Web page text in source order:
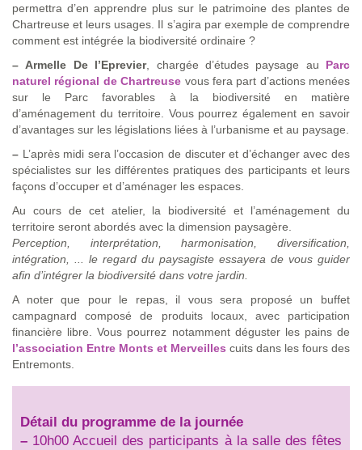
permettra d’en apprendre plus sur le patrimoine des plantes de
Chartreuse et leurs usages. Il s’agira par exemple de comprendre
comment est intégrée la biodiversité ordinaire ?
– Armelle De l’Eprevier, chargée d’études paysage au Parc
naturel régional de Chartreuse vous fera part d’actions menées
sur le Parc favorables à la biodiversité en matière
d’aménagement du territoire. Vous pourrez également en savoir
d’avantages sur les législations liées à l’urbanisme et au paysage.
– L’après midi sera l’occasion de discuter et d’échanger avec des
spécialistes sur les différentes pratiques des participants et leurs
façons d’occuper et d’aménager les espaces.
Au cours de cet atelier, la biodiversité et l’aménagement du
territoire seront abordés avec la dimension paysagère.
Perception, interprétation, harmonisation, diversification,
intégration, ... le regard du paysagiste essayera de vous guider
afin d’intégrer la biodiversité dans votre jardin.
A noter que pour le repas, il vous sera proposé un buffet
campagnard composé de produits locaux, avec participation
financière libre. Vous pourrez notamment déguster les pains de
l’association Entre Monts et Merveilles cuits dans les fours des
Entremonts.
Détail du programme de la journée
– 10h00 Accueil des participants à la salle des fêtes